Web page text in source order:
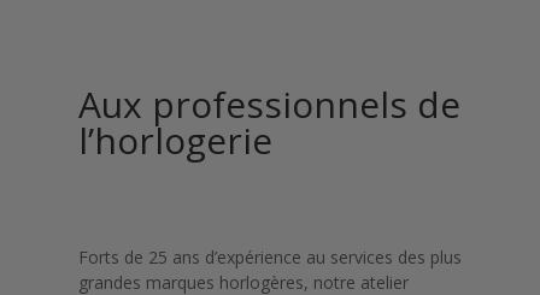
Aux professionnels de
l’horlogerie
Forts de 25 ans d’expérience au services des plus
grandes marques horlogères, notre atelier